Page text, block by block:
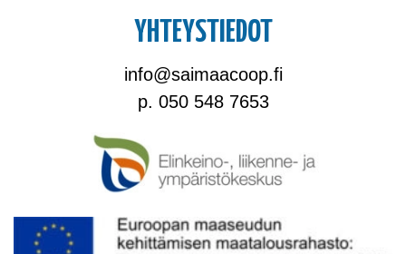
YHTEYSTIEDOT
info@saimaacoop.fi
p. 050 548 7653